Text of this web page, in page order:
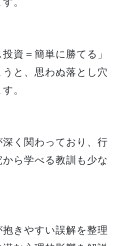
資＝簡単に勝てる」
と、思わぬ落とし穴
。
く関わっており、行
ら学べる教訓も少な
きやすい誤解を整理